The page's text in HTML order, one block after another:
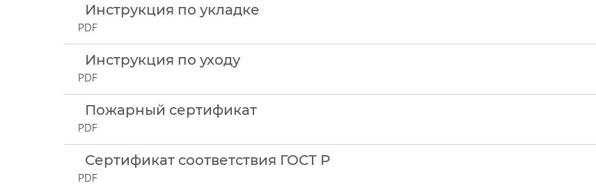
Инструкция по укладке
PDF
Инструкция по уходу
PDF
Пожарный сертификат
PDF
Сертификат соответствия ГОСТ Р
PDF